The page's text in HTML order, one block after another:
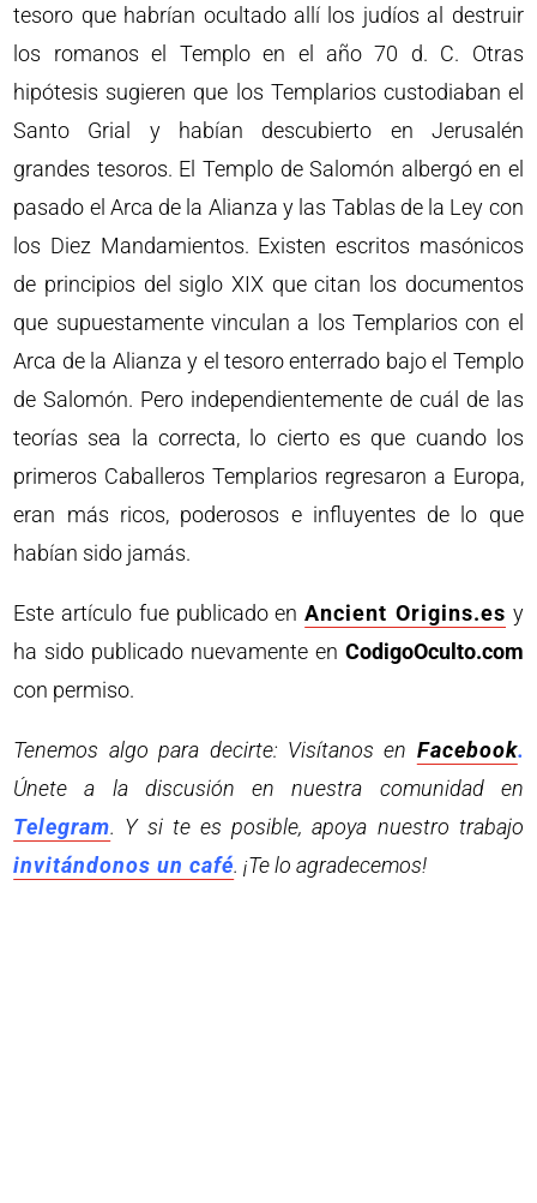
tesoro que habrían ocultado allí los judíos al destruir
los romanos el Templo en el año 70 d. C. Otras
hipótesis sugieren que los Templarios custodiaban el
Santo Grial y habían descubierto en Jerusalén
grandes tesoros. El Templo de Salomón albergó en el
pasado el Arca de la Alianza y las Tablas de la Ley con
los Diez Mandamientos. Existen escritos masónicos
de principios del siglo XIX que citan los documentos
que supuestamente vinculan a los Templarios con el
Arca de la Alianza y el tesoro enterrado bajo el Templo
de Salomón. Pero independientemente de cuál de las
teorías sea la correcta, lo cierto es que cuando los
primeros Caballeros Templarios regresaron a Europa,
eran más ricos, poderosos e influyentes de lo que
habían sido jamás.
Este artículo fue publicado enAncient Origins.es y
ha sido publicado nuevamente en CodigoOculto.com
con permiso.
Tenemos algo para decirte: Visítanos en Facebook.
Únete a la discusión en nuestra comunidad en
Telegram. Y si te es posible, apoya nuestro trabajo
invitándonos un café. ¡Te lo agradecemos!